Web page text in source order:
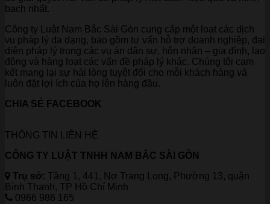
bạch nhất.
Công ty Luật Nam Bắc Sài Gòn cung cấp một loạt các dịch
vụ pháp lý đa dạng, bao gồm tư vấn hỗ trợ doanh nghiệp, đại
diện pháp lý trong các vụ án dân sự, hôn nhân – gia đình, lao
động và hàng loạt các vấn đề pháp lý khác. Chúng tôi cam
kết mang lại sự hài lòng tuyệt đối cho mỗi khách hàng và
luôn đặt lợi ích của họ lên hàng đầu.
CHIA SẺ FACEBOOK
THÔNG TIN LIÊN HỆ
CÔNG TY LUẬT TNHH NAM BẮC SÀI GÒN
Trụ sở: Tầng 1, 441, Nơ Trang Long, Phường 13, quận
Bình Thạnh, TP Hồ Chí Minh
0966 986 165